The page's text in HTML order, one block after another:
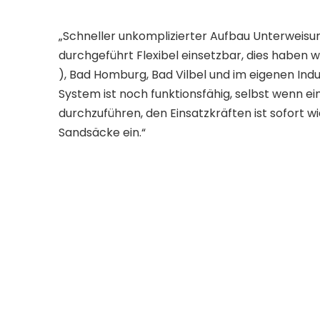
„Schneller unkomplizierter Aufbau
durchgeführt Flexibel einsetzbar, dies haben
), Bad Homburg, Bad Vilbel und im eigenen
System ist noch funktionsfähig, selbst wenn
durchzuführen, den Einsatzkräften ist sofort
Sandsäcke ein.“